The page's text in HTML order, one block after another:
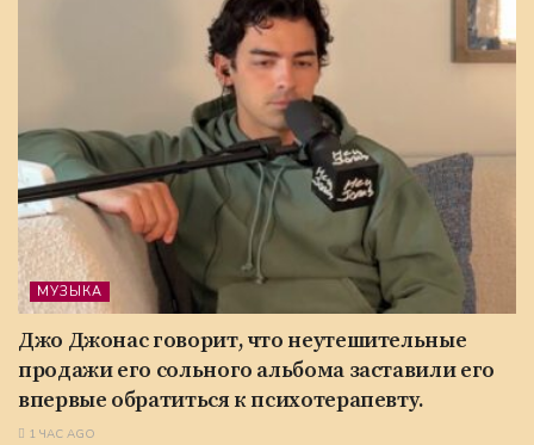
МУЗЫКА
Джо Джонас говорит, что неутешительные
продажи его сольного альбома заставили его
впервые обратиться к психотерапевту.
1 ЧАС AGO